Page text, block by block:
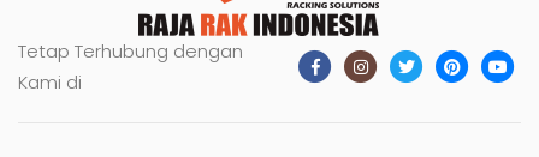
Tetap Terhubung dengan
Kami di